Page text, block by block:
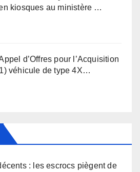
kiosques au ministère …
d’Offres pour l’Acquisition
véhicule de type 4X…
: les escrocs piègent de